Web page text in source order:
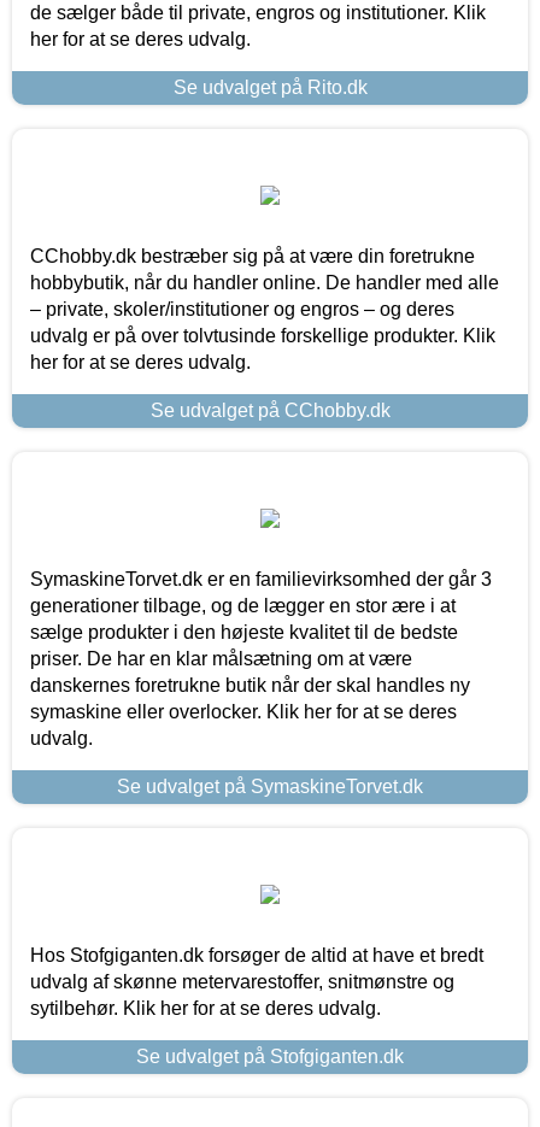
de sælger både til private, engros og institutioner. Klik
her for at se deres udvalg.
Se udvalget på Rito.dk
CChobby.dk bestræber sig på at være din foretrukne
hobbybutik, når du handler online. De handler med alle
– private, skoler/institutioner og engros – og deres
udvalg er på over tolvtusinde forskellige produkter. Klik
her for at se deres udvalg.
Se udvalget på CChobby.dk
SymaskineTorvet.dk er en familievirksomhed der går 3
generationer tilbage, og de lægger en stor ære i at
sælge produkter i den højeste kvalitet til de bedste
priser. De har en klar målsætning om at være
danskernes foretrukne butik når der skal handles ny
symaskine eller overlocker. Klik her for at se deres
udvalg.
Se udvalget på SymaskineTorvet.dk
Hos Stofgiganten.dk forsøger de altid at have et bredt
udvalg af skønne metervarestoffer, snitmønstre og
sytilbehør. Klik her for at se deres udvalg.
Se udvalget på Stofgiganten.dk